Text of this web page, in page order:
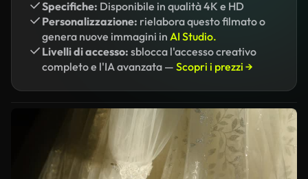
Specifiche: Disponibile in qualità 4K e HD
Personalizzazione: rielabora questo filmato o
genera nuove immagini in AI Studio.
Livelli di accesso: sblocca l'accesso creativo
completo e l'IA avanzata — Scopri i prezzi →